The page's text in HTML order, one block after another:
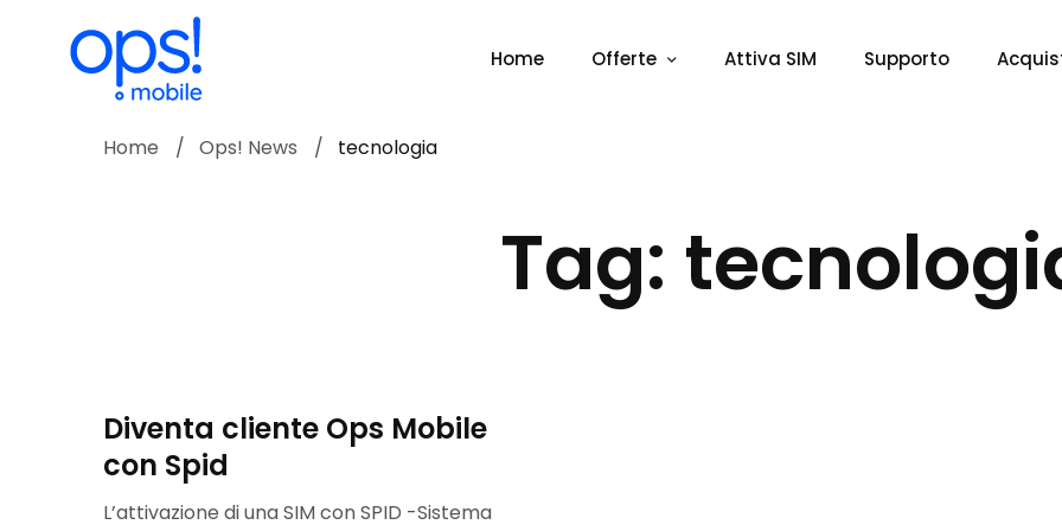
Home Offerte Attiva SIM Supporto
Tag:
Home Ops! News tecnologia
Diventa cliente Ops Mobile
con Spid
L’attivazione di una SIM con SPID -Sistema